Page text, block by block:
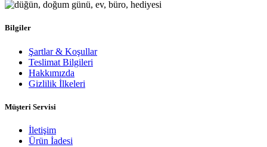
Bilgiler
Şartlar & Koşullar
Teslimat Bilgileri
Hakkımızda
Gizlilik İlkeleri
Müşteri Servisi
İletişim
Ürün İadesi